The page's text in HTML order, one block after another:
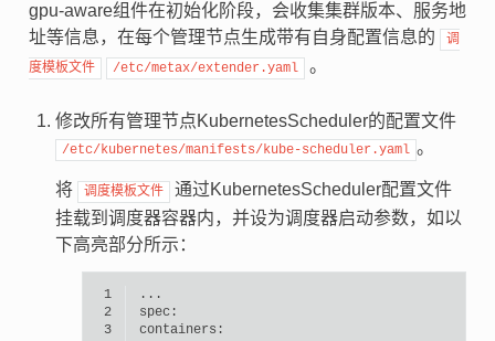
gpu-aware组件在初始化阶段，会收集集群版本、服务地
址等信息，在每个管理节点生成带有自身配置信息的
调
度模板文件
/etc/metax/extender.yaml 。
修改所有管理节点KubernetesScheduler的配置文件
/etc/kubernetes/manifests/kube-scheduler.yaml 。
将 调度模板文件
通过KubernetesScheduler配置文件
挂载到调度器容器内，并设为调度器启动参数，如以
下高亮部分所示：
1
2
3